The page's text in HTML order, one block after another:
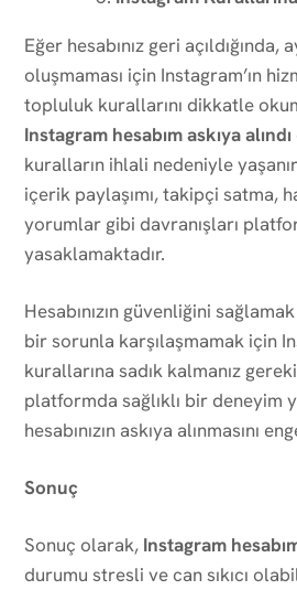
Eğer hesabınız geri açıldığında,
oluşmaması için Instagram’ın
topluluk kurallarını dikkatle
Instagram hesabım askıya alındı
kuralların ihlali nedeniyle
içerik paylaşımı, takipçi satma,
yorumlar gibi davranışları
yasaklamaktadır.
Hesabınızın güvenliğini
bir sorunla karşılaşmamak için
kurallarına sadık kalmanız
platformda sağlıklı bir deneyim
hesabınızın askıya alınmasını
Sonuç
Sonuç olarak, Instagram
durumu stresli ve can sıkıcı